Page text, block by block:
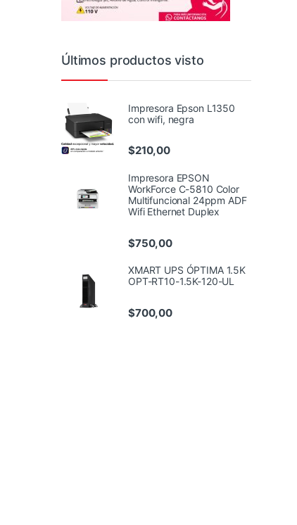
Últimos productos visto
Impresora Epson L1350
con wifi, negra
$210,00
Impresora EPSON
WorkForce C-5810 Color
Multifuncional 24ppm ADF
Wifi Ethernet Duplex
$750,00
XMART UPS ÓPTIMA 1.5K
OPT-RT10-1.5K-120-UL
$700,00